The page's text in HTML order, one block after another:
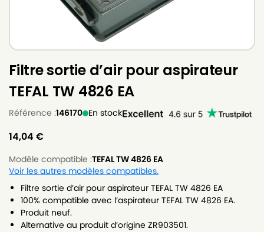
Filtre sortie d’air pour aspirateur
TEFAL TW 4826 EA
Référence :146170 En stock
14,04 €
Modèle compatible :TEFAL TW 4826 EA
Voir les autres modèles compatibles.
Filtre sortie d’air pour aspirateur TEFAL TW 4826 EA
100% compatible avec l’aspirateur TEFAL TW 4826 EA.
Produit neuf.
Alternative au produit d’origine ZR903501.